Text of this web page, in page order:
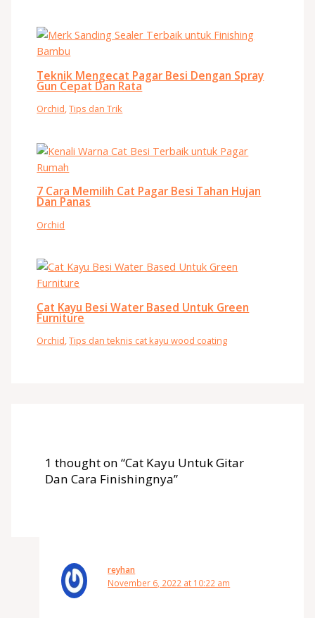
Teknik Mengecat Pagar Besi Dengan Spray
Gun Cepat Dan Rata
Orchid,Tips dan Trik
7 Cara Memilih Cat Pagar Besi Tahan Hujan
Dan Panas
Orchid
Cat Kayu Besi Water Based Untuk Green
Furniture
Orchid,Tips dan teknis cat kayu wood coating
1 thought on “Cat Kayu Untuk Gitar
Dan Cara Finishingnya”
reyhan
November 6, 2022 at 10:22 am